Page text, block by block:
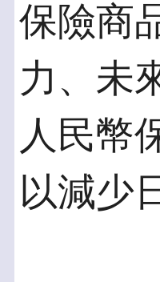
保險商
力、未
人民幣
以減少